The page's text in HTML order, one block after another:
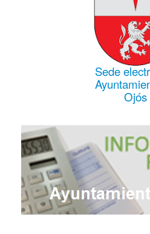
Sede
Ojós